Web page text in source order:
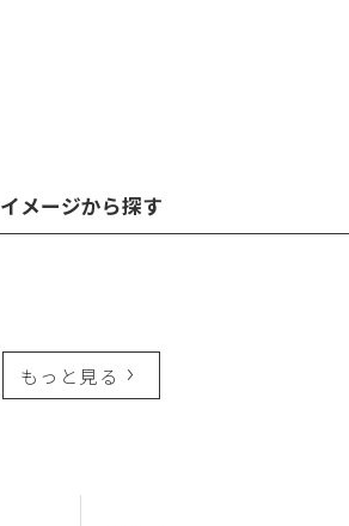
イメージから探す
もっと見る